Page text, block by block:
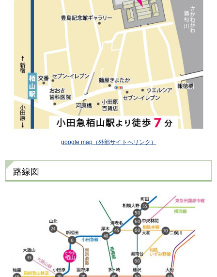
google map（外部サイトへリンク）
路線図